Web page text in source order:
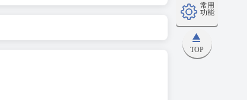
常用
功能
TOP